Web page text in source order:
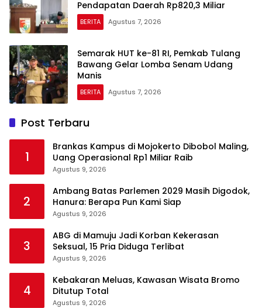
Pendapatan Daerah Rp820,3 Miliar
BERITA Agustus 7, 2026
Semarak HUT ke-81 RI, Pemkab Tulang
Bawang Gelar Lomba Senam Udang
Manis
BERITA Agustus 7, 2026
Post Terbaru
1
Brankas Kampus di Mojokerto Dibobol Maling,
Uang Operasional Rp1 Miliar Raib
Agustus 9, 2026
2
Ambang Batas Parlemen 2029 Masih Digodok,
Hanura: Berapa Pun Kami Siap
Agustus 9, 2026
3
ABG di Mamuju Jadi Korban Kekerasan
Seksual, 15 Pria Diduga Terlibat
Agustus 9, 2026
4
Kebakaran Meluas, Kawasan Wisata Bromo
Ditutup Total
Agustus 9, 2026